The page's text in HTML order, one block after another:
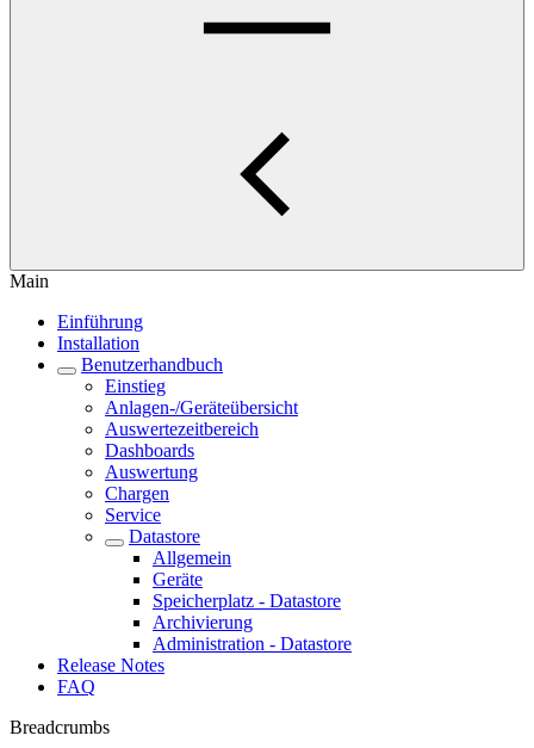
Main
Einführung
Installation
Benutzerhandbuch
Einstieg
Anlagen-/Geräteübersicht
Auswertezeitbereich
Dashboards
Auswertung
Chargen
Service
Datastore
Allgemein
Geräte
Speicherplatz - Datastore
Archivierung
Administration - Datastore
Release Notes
FAQ
Breadcrumbs